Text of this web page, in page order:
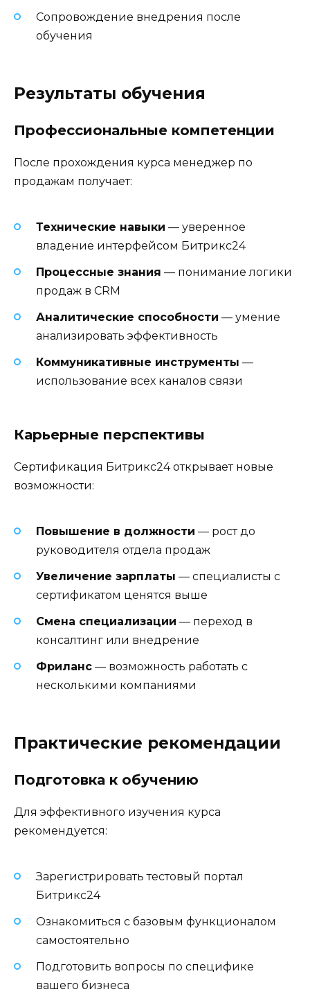
Сопровождение внедрения после
обучения
Результаты обучения
Профессиональные компетенции
После прохождения курса менеджер по
продажам получает:
Технические навыки — уверенное
владение интерфейсом Битрикс24
Процессные знания — понимание логики
продаж в CRM
Аналитические способности — умение
анализировать эффективность
Коммуникативные инструменты —
использование всех каналов связи
Карьерные перспективы
Сертификация Битрикс24 открывает новые
возможности:
Повышение в должности — рост до
руководителя отдела продаж
Увеличение зарплаты — специалисты с
сертификатом ценятся выше
Смена специализации — переход в
консалтинг или внедрение
Фриланс — возможность работать с
несколькими компаниями
Практические рекомендации
Подготовка к обучению
Для эффективного изучения курса
рекомендуется:
Зарегистрировать тестовый портал
Битрикс24
Ознакомиться с базовым функционалом
самостоятельно
Подготовить вопросы по специфике
вашего бизнеса